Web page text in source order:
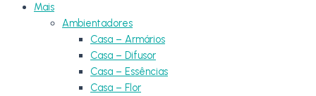
Mais
Ambientadores
Casa – Armários
Casa – Difusor
Casa – Essências
Casa – Flor